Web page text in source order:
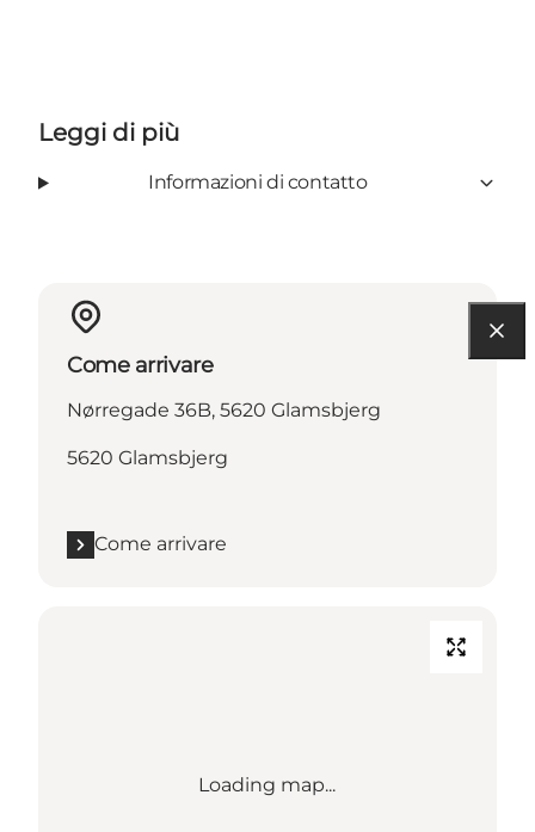
Leggi di più
Informazioni di contatto
Come arrivare
Nørregade 36B, 5620 Glamsbjerg
5620 Glamsbjerg
Come arrivare
Loading map...